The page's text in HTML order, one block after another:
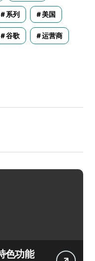
系列 美国
谷歌 运营商
色功能